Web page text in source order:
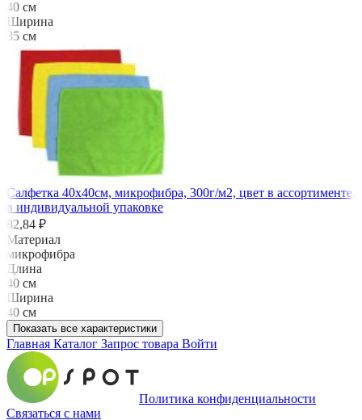
40 см
Ширина
35 см
Салфетка 40х40см, микрофибра, 300г/м2, цвет в ассортименте,
в индивидуальной упаковке
82,84 ₽
Материал
микрофибра
Длина
40 см
Ширина
40 см
Показать все характеристики
Главная Каталог Запрос товара Войти
Политика конфиденциальности
Связаться с нами